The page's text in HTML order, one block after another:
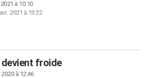
à 10:10
2021 à 13:22
devient froide
à 12:46